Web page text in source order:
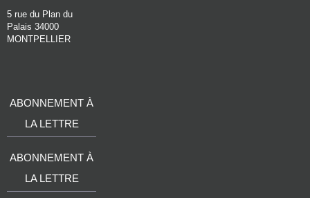
5 rue du Plan du
Palais 34000
MONTPELLIER
ABONNEMENT À
LA LETTRE
ABONNEMENT À
LA LETTRE